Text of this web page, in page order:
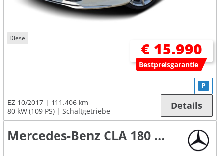
Diesel
€ 15.990
Bestpreisgarantie
EZ 10/2017
111.406 km
80 kW (109 PS)
Schaltgetriebe
P
Details
Mercedes-Benz CLA 180 Shooting Brake